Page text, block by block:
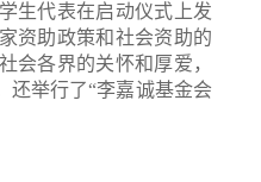
生代表在启动仪式上发
资助政策和社会资助的
会各界的关怀和厚爱，
还举行了“李嘉诚基金会